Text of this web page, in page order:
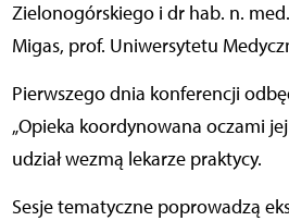
Zielonogórskiego i dr hab. n.
Migas, prof. Uniwersytetu
Pierwszego dnia konferencji
„Opieka koordynowana oczami
udział wezmą lekarze praktycy.
Sesje tematyczne poprowadzą